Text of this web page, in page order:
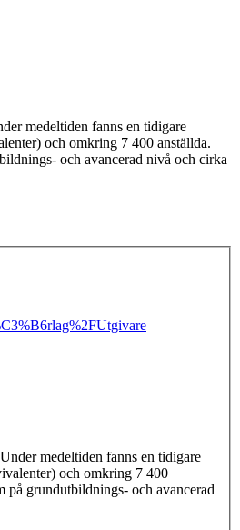
medeltiden fanns en tidigare
och omkring 7 400 anställda.
och avancerad nivå och cirka
medeltiden fanns en tidigare
och omkring 7 400
grundutbildnings- och avancerad